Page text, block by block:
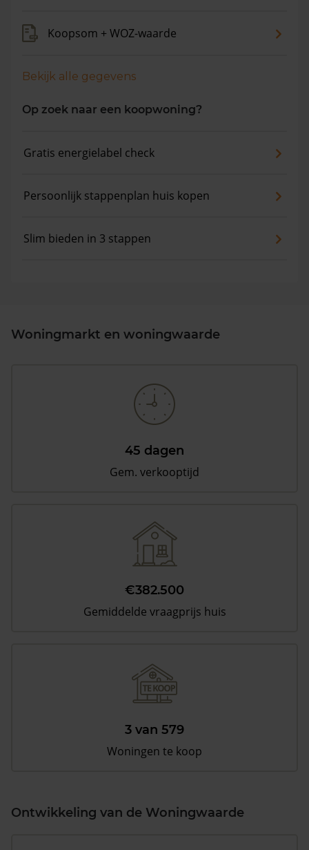
Koopsom + WOZ-waarde
Bekijk alle gegevens
Op zoek naar een koopwoning?
Gratis energielabel check
Persoonlijk stappenplan huis kopen
Slim bieden in 3 stappen
Woningmarkt en woningwaarde
45 dagen
Gem. verkooptijd
€382.500
Gemiddelde vraagprijs huis
3 van 579
Woningen te koop
Ontwikkeling van de Woningwaarde